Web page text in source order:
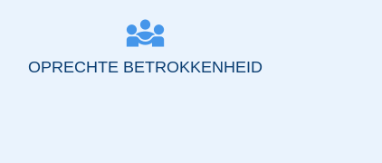
diversity_3
OPRECHTE BETROKKENHEID